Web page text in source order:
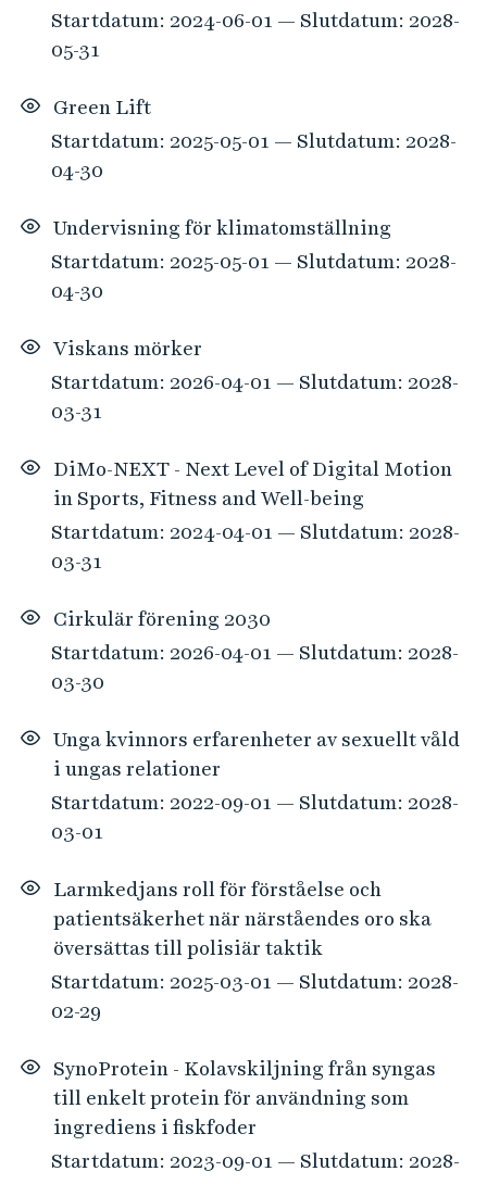
Startdatum: 2024-06-01 — Slutdatum: 2028-
05-31
Green Lift
Startdatum: 2025-05-01 — Slutdatum: 2028-
04-30
Undervisning för klimatomställning
Startdatum: 2025-05-01 — Slutdatum: 2028-
04-30
Viskans mörker
Startdatum: 2026-04-01 — Slutdatum: 2028-
03-31
DiMo-NEXT - Next Level of Digital Motion
in Sports, Fitness and Well-being
Startdatum: 2024-04-01 — Slutdatum: 2028-
03-31
Cirkulär förening 2030
Startdatum: 2026-04-01 — Slutdatum: 2028-
03-30
Unga kvinnors erfarenheter av sexuellt våld
i ungas relationer
Startdatum: 2022-09-01 — Slutdatum: 2028-
03-01
Larmkedjans roll för förståelse och
patientsäkerhet när närståendes oro ska
översättas till polisiär taktik
Startdatum: 2025-03-01 — Slutdatum: 2028-
02-29
SynoProtein - Kolavskiljning från syngas
till enkelt protein för användning som
ingrediens i fiskfoder
Startdatum: 2023-09-01 — Slutdatum: 2028-